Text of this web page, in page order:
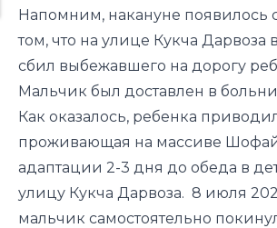
Напомним, накануне появилось
том, что на улице Кукча Дарвоза
сбил выбежавшего на дорогу
Мальчик был доставлен в
Как оказалось, ребенка
проживающая на массиве
адаптации 2-3 дня до обеда в
улицу Кукча Дарвоза. 8 июля
мальчик самостоятельно